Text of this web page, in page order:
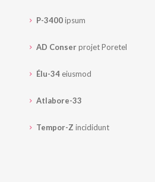
P-3400ipsum
AD Conserprojet Poretel
Élu-34 eiusmod
Atlabore-33
Tempor-Z incididunt